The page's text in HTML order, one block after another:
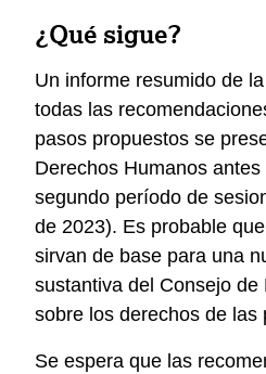
¿Qué sigue?
Un informe resumido de
todas las
pasos propuestos se
Derechos Humanos
segundo período de
de 2023). Es probable
sirvan de base para una
sustantiva del Consejo
sobre los derechos de las
Se espera que las